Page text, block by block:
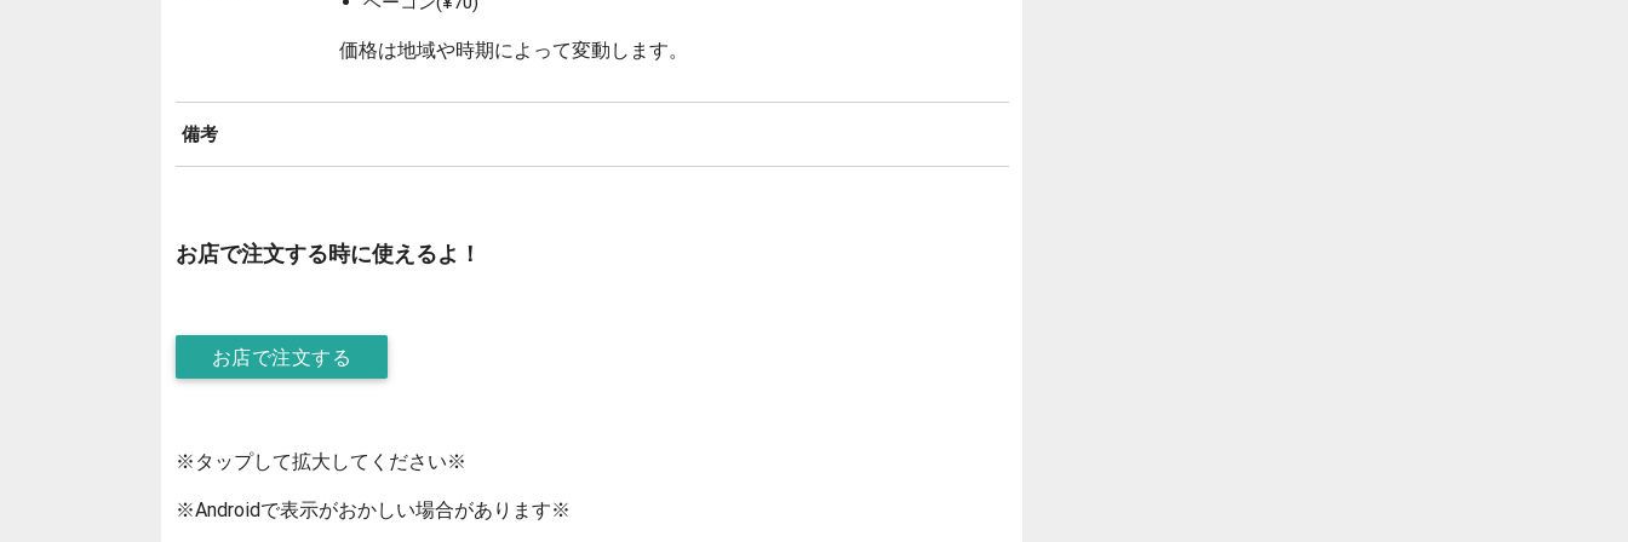
価格は地域や時期によって変動します。
備考
お店で注文する時に使えるよ！
お店で注文する
※タップして拡大してください※
※Androidで表示がおかしい場合があります※